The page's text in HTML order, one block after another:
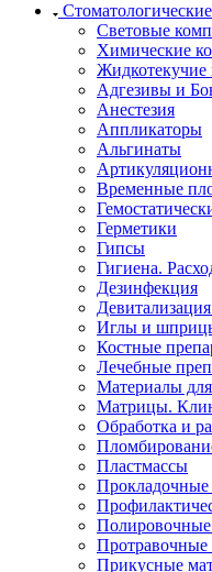
Световые
Химические
Жидкотекучие
Адгезивы и
Анестезия
Аппликаторы
Альгинаты
Временные
Герметики
Гипсы
Гигиена.
Дезинфекция
Иглы и
Костные
Лечебные
Материалы
Матрицы.
Обработка и
Пластмассы
Прокладочные
Полировочные
Протравочные
Прикусные